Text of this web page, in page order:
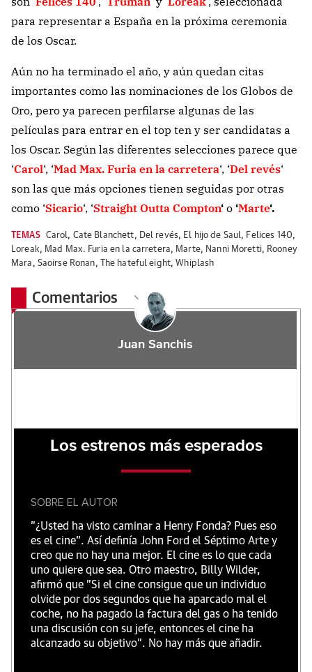
para representar a España en la próxima ceremonia
de los Oscar.
Aún no ha terminado el año, y aún quedan citas
importantes como las nominaciones de los Globos de
Oro, pero ya parecen perfilarse algunas de las
películas para entrar en el top ten y ser candidatas a
los Oscar. Según las diferentes selecciones parece que
‘Carol‘, ‘Mad Max. Furia en la carretera‘, ‘Del revés‘
son las que más opciones tienen seguidas por otras
como ‘Sicario‘, ‘Straight Outta Compton‘ o ‘Marte‘.
TEMAS Carol, Cate Blanchett, Del revés, El hijo de Saul, Felices 140,
Loreak, Mad Max. Furia en la carretera, Marte, Nanni Moretti, Rooney
Mara , Saoirse Ronan, The hateful eight,Whiplash
Comentarios
Juan Sanchis
Los estrenos más esperados
SOBRE EL AUTOR
"¿Usted ha visto caminar a Henry Fonda? Pues eso
es el cine”. Así definía John Ford el Séptimo Arte y
creo que no hay una mejor. El cine es lo que cada
uno quiere que sea. Otro maestro, Billy Wilder,
afirmó que "Si el cine consigue que un individuo
olvide por dos segundos que ha aparcado mal el
coche, no ha pagado la factura del gas o ha tenido
una discusión con su jefe, entonces el cine ha
alcanzado su objetivo". No hay más que añadir.